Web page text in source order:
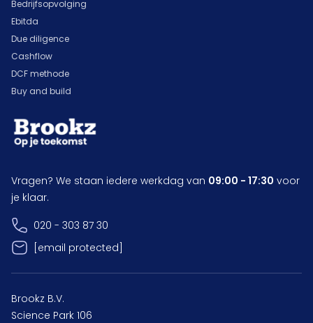
Bedrijfsopvolging
Ebitda
Due diligence
Cashflow
DCF methode
Buy and build
Vragen? We staan iedere werkdag van 09:00 - 17:30 voor
je klaar.
020 - 303 87 30
[email protected]
Brookz B.V.
Science Park 106